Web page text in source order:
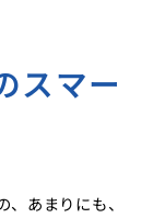
スマー
あまりにも、